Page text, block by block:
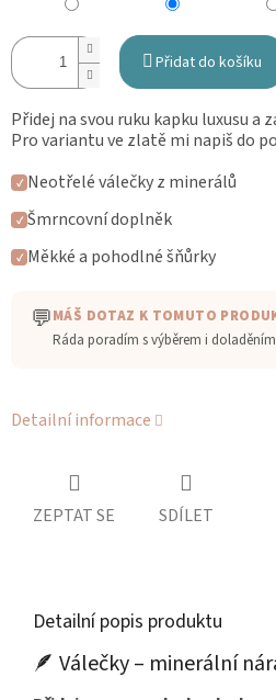
Přidat do košíku
Přidej na svou ruku kapku luxusu a
Pro variantu ve zlatě mi napiš do
✓ Neotřelé válečky z minerálů
✓ Šmrncovní doplněk
✓ Měkké a pohodlné šňůrky
💬MÁŠ DOTAZ K TOMUTO
Ráda poradím s výběrem i
Detailní informace
ZEPTAT SE SDÍLET
Detailní popis produktu
🪶 Válečky – minerální